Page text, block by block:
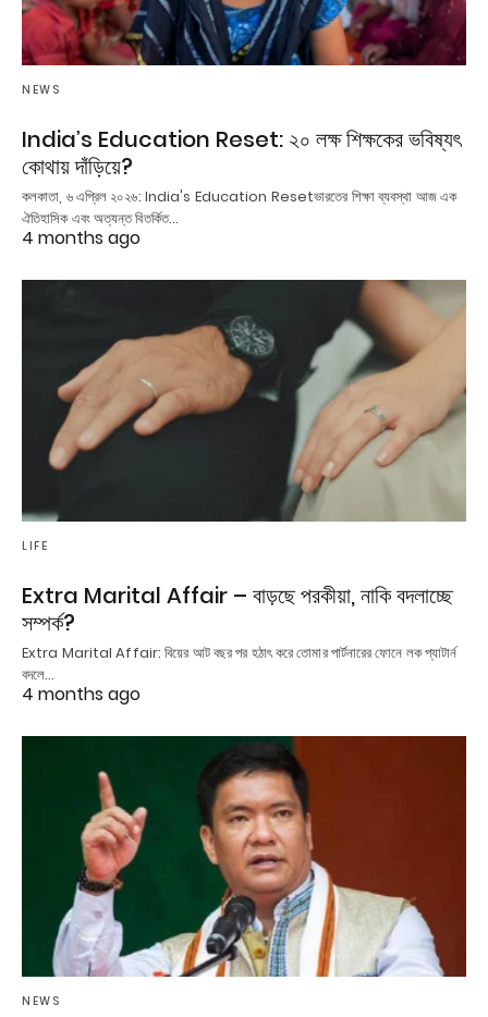
NEWS
India’s Education Reset: ২০ লক্ষ শিক্ষকের ভবিষ্যৎ
কোথায় দাঁড়িয়ে?
কলকাতা, ৬ এপ্রিল ২০২৬: India's Education Resetভারতের শিক্ষা ব্যবস্থা আজ এক
ঐতিহাসিক এবং অত্যন্ত বিতর্কিত…
4 months ago
LIFE
Extra Marital Affair – বাড়ছে পরকীয়া, নাকি বদলাচ্ছে
সম্পর্ক?
Extra Marital Affair: বিয়ের আট বছর পর হঠাৎ করে তোমার পার্টনারের ফোনে লক প্যাটার্ন
বদলে…
4 months ago
NEWS